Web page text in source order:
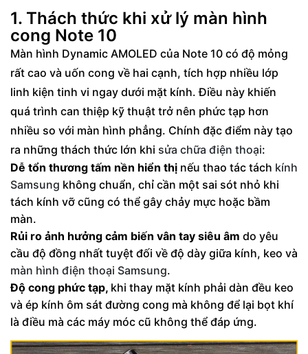
4. Ưu điểm của công nghệ ép kính màn hình
cong Note 10 chuẩn
5. Những lưu ý quan trọng cho khách hàng
khi sửa điện thoại Note 10
1. Thách thức khi xử lý màn hình
cong Note 10
Màn hình Dynamic AMOLED của Note 10 có độ mỏng
rất cao và uốn cong về hai cạnh, tích hợp nhiều lớp
linh kiện tinh vi ngay dưới mặt kính. Điều này khiến
quá trình can thiệp kỹ thuật trở nên phức tạp hơn
nhiều so với màn hình phẳng. Chính đặc điểm này tạo
ra những thách thức lớn khi sửa chữa điện thoại:
Dễ tổn thương tấm nền hiển thị nếu thao tác tách kính
Samsung không chuẩn, chỉ cần một sai sót nhỏ khi
tách kính vỡ cũng có thể gây chảy mực hoặc bầm
màn.
Rủi ro ảnh hưởng cảm biến vân tay siêu âm do yêu
cầu độ đồng nhất tuyệt đối về độ dày giữa kính, keo và
màn hình điện thoại Samsung.
Độ cong phức tạp, khi thay mặt kính phải dàn đều keo
và ép kính ôm sát đường cong mà không để lại bọt khí
là điều mà các máy móc cũ không thể đáp ứng.